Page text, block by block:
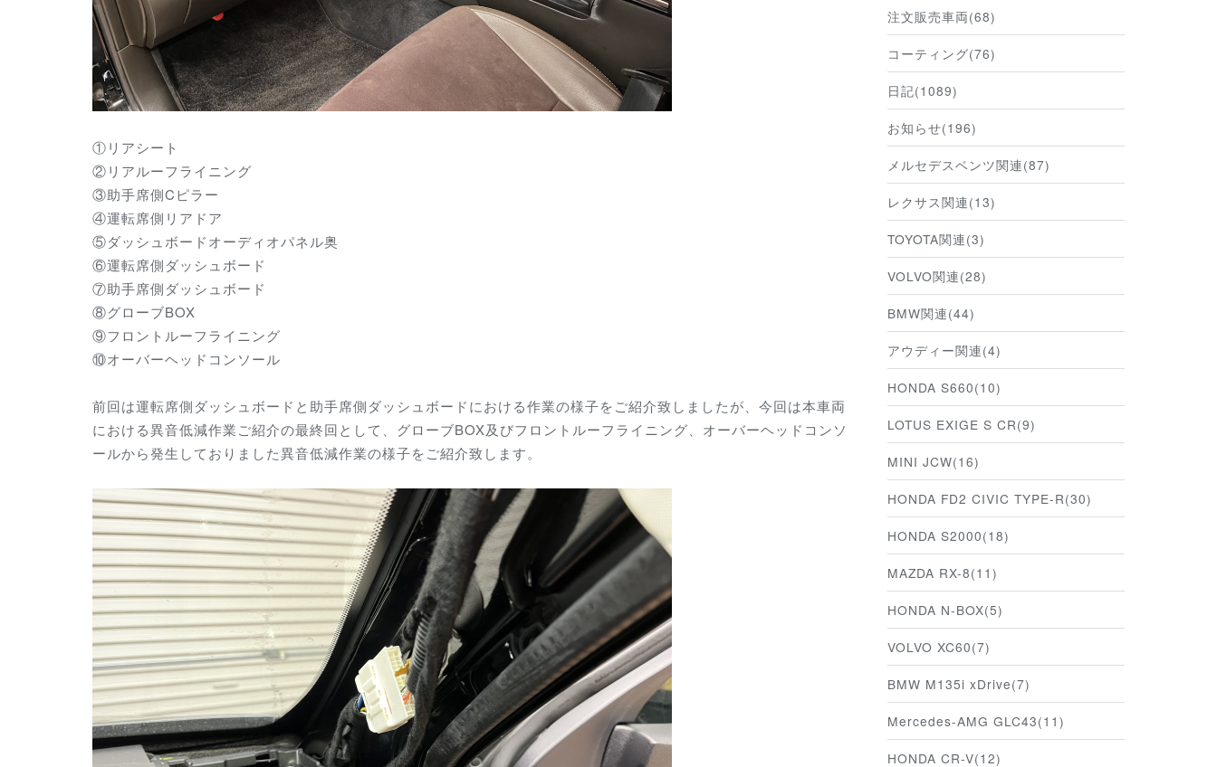
①リアシート
②リアルーフライニング
③助手席側Cピラー
④運転席側リアドア
⑤ダッシュボードオーディオパネル奥
⑥運転席側ダッシュボード
⑦助手席側ダッシュボード
⑧グローブBOX
⑨フロントルーフライニング
⑩オーバーヘッドコンソール
前回は運転席側ダッシュボードと助手席側ダッシュボードにおける作業の様子をご紹介致しましたが、今回は本車両
における異音低減作業ご紹介の最終回として、 グローブBOX及びフロントルーフライニング、オーバーヘッドコンソ
ールから発生しておりました異音低減作業の様子をご紹介致します。
注文販売車両(68)
コーティング(76)
日記(1089)
お知らせ(196)
メルセデスベンツ関連(87)
レクサス関連(13)
TOYOTA関連(3)
VOLVO関連(28)
BMW関連(44)
アウディー関連(4)
HONDA S660(10)
LOTUS EXIGE S CR(9)
MINI JCW(16)
HONDA FD2 CIVIC TYPE-R(30)
HONDA S2000(18)
MAZDA RX-8(11)
HONDA N-BOX(5)
VOLVO XC60(7)
BMW M135i xDrive(7)
Mercedes-AMG GLC43(11)
HONDA CR-V(12)